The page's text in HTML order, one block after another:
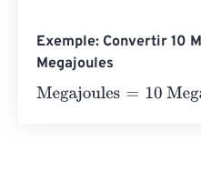
Exemple: Convertir 10
Megajoules
Megajoules= 10